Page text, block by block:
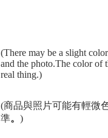
(There may be a slight
and the photo.The color of
real thing.)
(商品與照片可能有輕微
準。 )